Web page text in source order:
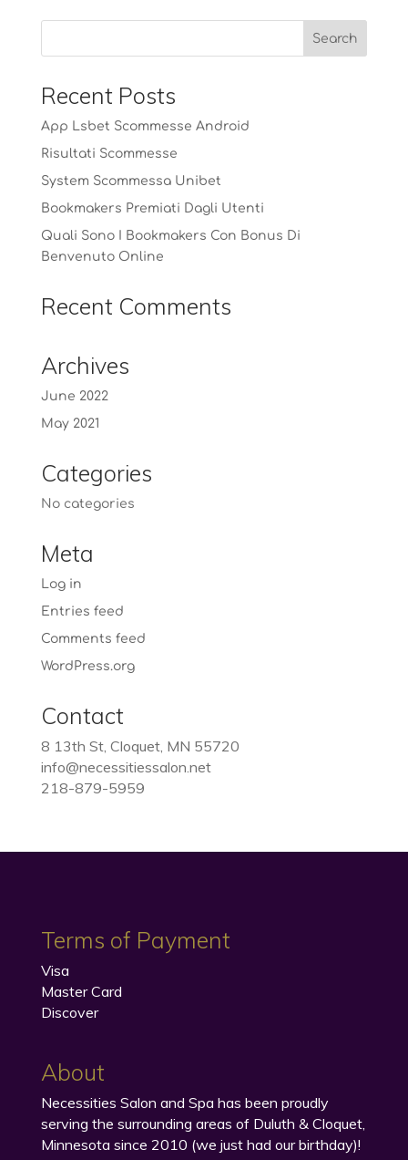
Recent Posts
App Lsbet Scommesse Android
Risultati Scommesse
System Scommessa Unibet
Bookmakers Premiati Dagli Utenti
Quali Sono I Bookmakers Con Bonus Di
Benvenuto Online
Recent Comments
Archives
June 2022
May 2021
Categories
No categories
Meta
Log in
Entries feed
Comments feed
WordPress.org
Contact
8 13th St, Cloquet, MN 55720
info@necessitiessalon.net
218-879-5959
Terms of Payment
Visa
Master Card
Discover
About
Necessities Salon and Spa has been proudly
serving the surrounding areas of Duluth & Cloquet,
Minnesota since 2010 (we just had our birthday)!